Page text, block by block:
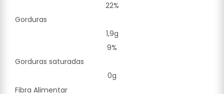
22%
Gorduras
1,9g
9%
Gorduras saturadas
0g
Fibra Alimentar